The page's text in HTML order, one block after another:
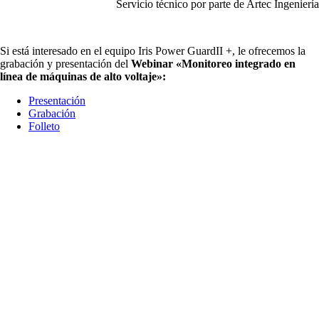
Servicio técnico por parte de Artec Ingeniería
Si está interesado en el equipo Iris Power GuardII +, le ofrecemos la
grabación y presentación del Webinar «Monitoreo integrado en
línea de máquinas de alto voltaje»:
Presentación
Grabación
Folleto